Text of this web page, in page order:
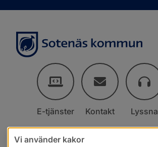
E-tjänster Kontakt Lyssna
Vi använder kakor